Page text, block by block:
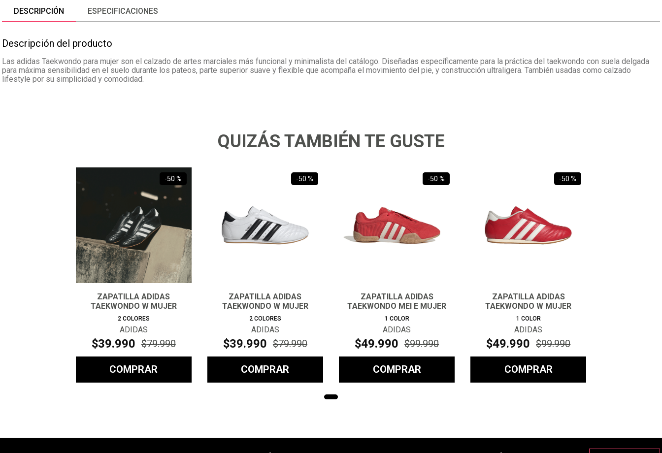
DESCRIPCIÓN ESPECIFICACIONES
Descripción del producto
Las adidas Taekwondo para mujer son el calzado de artes marciales más funcional y minimalista del catálogo. Diseñadas específicamente para la práctica del taekwondo con suela delgada
para máxima sensibilidad en el suelo durante los pateos, parte superior suave y flexible que acompaña el movimiento del pie, y construcción ultraligera. También usadas como calzado
lifestyle por su simplicidad y comodidad.
QUIZÁS TAMBIÉN TE GUSTE
-50 %
ZAPATILLA ADIDAS
TAEKWONDO W MUJER
2 COLORES
ADIDAS
$39.990 $79.990
COMPRAR
-50 %
ZAPATILLA ADIDAS
TAEKWONDO W MUJER
2 COLORES
ADIDAS
$39.990 $79.990
COMPRAR
-50 %
ZAPATILLA ADIDAS
TAEKWONDO MEI E MUJER
1 COLOR
ADIDAS
$49.990 $99.990
COMPRAR
-50 %
ZAPATILLA ADIDAS
TAEKWONDO W MUJER
1 COLOR
ADIDAS
$49.990 $99.990
COMPRAR